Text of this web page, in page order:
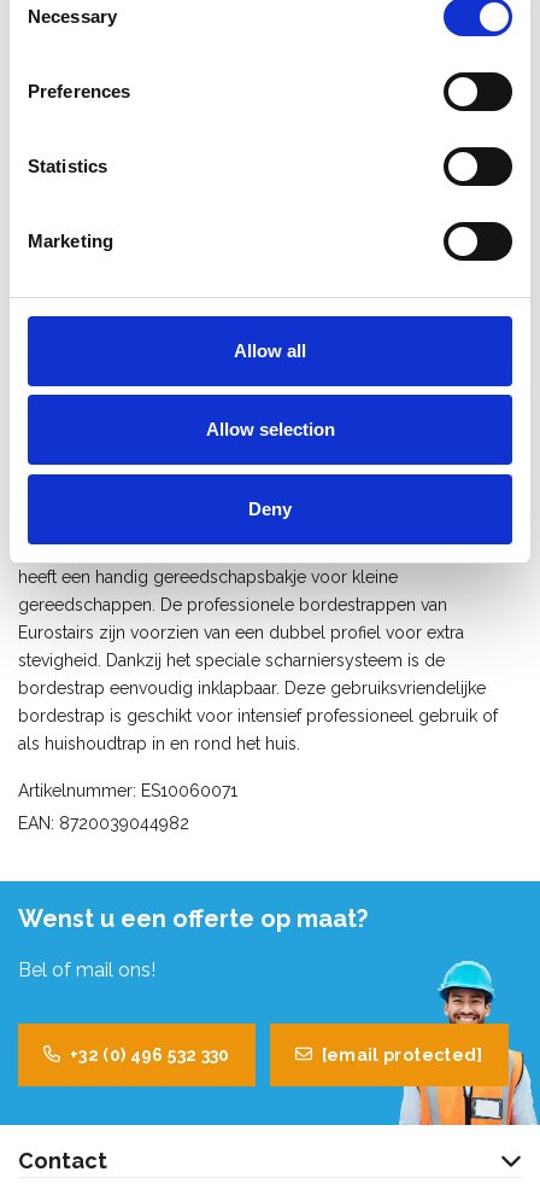
Selection
Necessary
Preferences
Statistics
Marketing
Allow all
Allow selection
Deny
Product informatie Vergelijkbare producten
Beschrijving
Eurostairs professionele trapladder
met 10 treden
De aluminium bordestrap met 10 treden van Eurostairs is licht
van gewicht en voorzien van een vuilafstotende coating. De trap
heeft een handig gereedschapsbakje voor kleine
gereedschappen. De professionele bordestrappen van
Eurostairs zijn voorzien van een dubbel profiel voor extra
stevigheid. Dankzij het speciale scharniersysteem is de
bordestrap eenvoudig inklapbaar. Deze gebruiksvriendelijke
bordestrap is geschikt voor intensief professioneel gebruik of
als huishoudtrap in en rond het huis.
Artikelnummer: ES10060071
EAN: 8720039044982
Wenst u een offerte op maat?
Bel of mail ons!
+32 (0) 496 532 330 [email protected]
Contact